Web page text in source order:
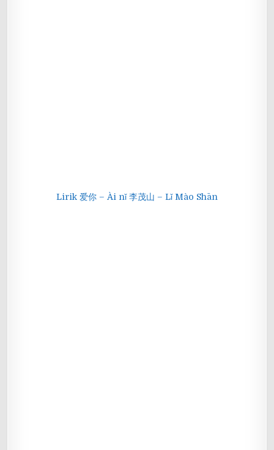
Lirik 爱你 – Ài nǐ 李茂山 – Lǐ Mào Shān